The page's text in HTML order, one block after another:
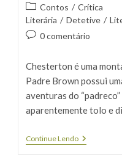
do
post:
Categoria
do
post:
Contos / Crítica
Literária / Detetive /
Comentários
post:
0 comentário
Chesterton é uma
Padre Brown possui
aventuras do
aparentemente tolo e
Continue LendoAs
Lições